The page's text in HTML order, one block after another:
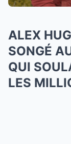
ALEX
SONGÉ
QUI
LES